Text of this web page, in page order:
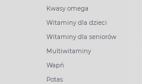
Kwasy omega
Witaminy dla dzieci
Witaminy dla seniorów
Multiwitaminy
Wapń
Potas